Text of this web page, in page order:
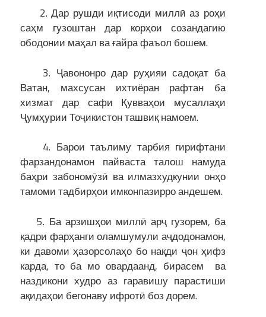
2. Дар рушди иқтисоди миллӣ аз роҳи
саҳм гузоштан дар корҳои созандагию
ободонии маҳал ва ғайра фаъол бошем.
3. Ҷавононро дар руҳияи садоқат ба
Ватан, махсусан ихтиёран рафтан ба
хизмат дар сафи Қувваҳои мусаллаҳи
Ҷумҳурии Тоҷикистон ташвиқ намоем.
4. Барои таълиму тарбия гирифтани
фарзандонамон пайваста талош намуда
баҳри забономӯзӣ ва илмазхудкунии онҳо
тамоми тадбирҳои имконпазирро андешем.
5. Ба арзишҳои миллӣ арҷ гузорем, ба
қадри фарҳанги оламшумули аҷдодонамон,
ки давоми ҳазорсолаҳо бо нақди ҷон ҳифз
карда, то ба мо овардаанд, бирасем ва
наздикони худро аз гаравишу парастиши
ақидаҳои бегонаву ифротӣ боз дорем.